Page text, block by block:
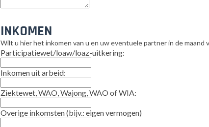
INKOMEN
Wilt u hier het inkomen van u en uw eventuele partner in de maand
Participatiewet/loaw/loaz-uitkering:
Inkomen uit arbeid:
Ziektewet, WAO, Wajong, WAO of WIA:
Overige inkomsten (bijv.: eigen vermogen)